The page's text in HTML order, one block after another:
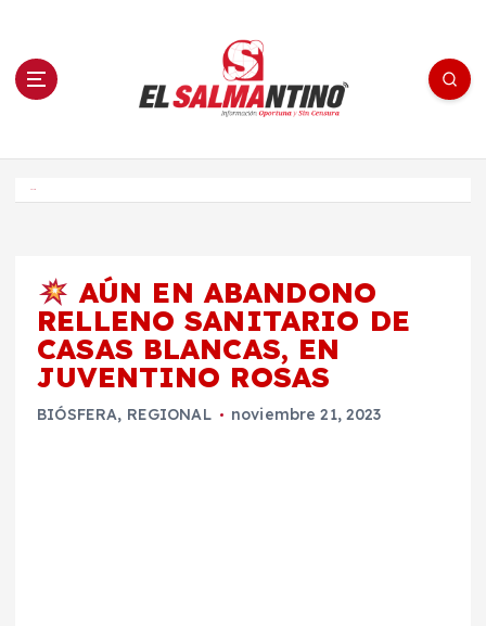
n El Salmantino - medios/noticias/editorial
AÚN EN ABANDONO
RELLENO SANITARIO DE
CASAS BLANCAS, EN
JUVENTINO ROSAS
BIÓSFERA, REGIONAL noviembre 21, 2023